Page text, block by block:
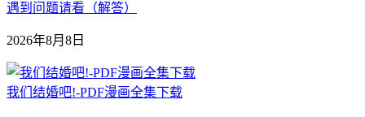
遇到问题请看（解答）
2026年8月8日
我们结婚吧!-PDF漫画全集下载